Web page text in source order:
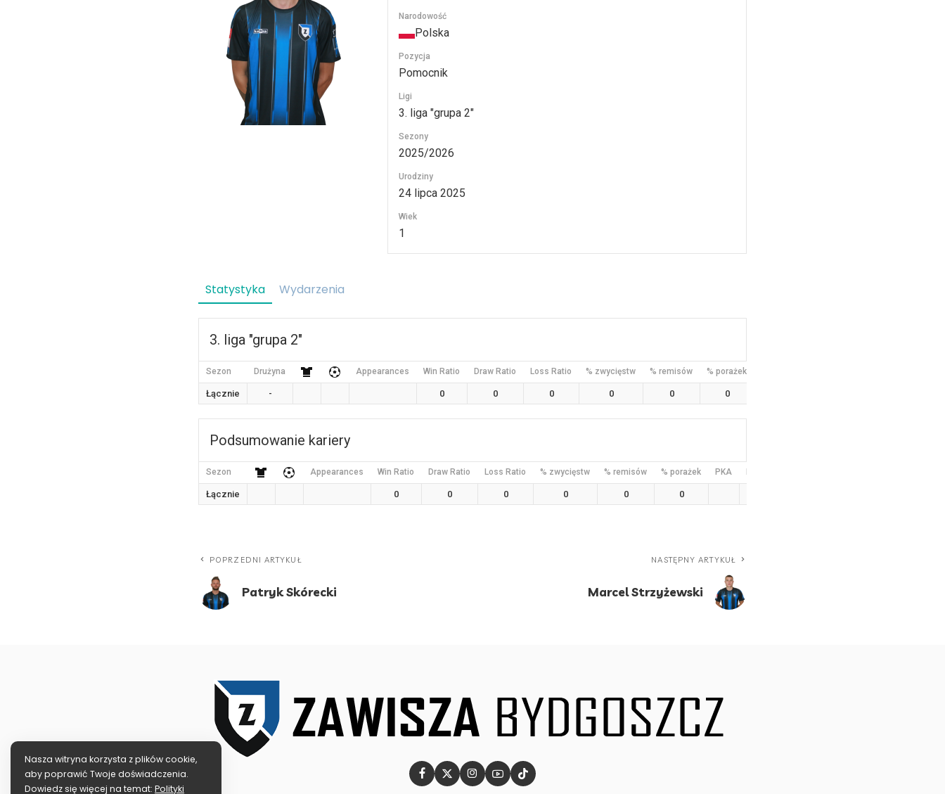
Narodowość
Polska
Pozycja
Pomocnik
Ligi
3. liga "grupa 2"
Sezony
2025/2026
Urodziny
24 lipca 2025
Wiek
1
Statystyka Wydarzenia
3. liga "grupa 2"
Sezon Drużyna Appearances Win Ratio Draw Ratio Loss Ratio % zwycięstw % remisów % porażek
Łącznie - 0 0 0 0 0 0
Podsumowanie kariery
Sezon Appearances Win Ratio Draw Ratio Loss Ratio % zwycięstw % remisów % porażek PKA
Łącznie 0 0 0 0 0 0
POPRZEDNI ARTYKUŁ
Patryk Skórecki
NASTĘPNY ARTYKUŁ
Marcel Strzyżewski
Nasza witryna korzysta z plików cookie,
aby poprawić Twoje doświadczenia.
Dowiedz się więcej na temat: Polityki